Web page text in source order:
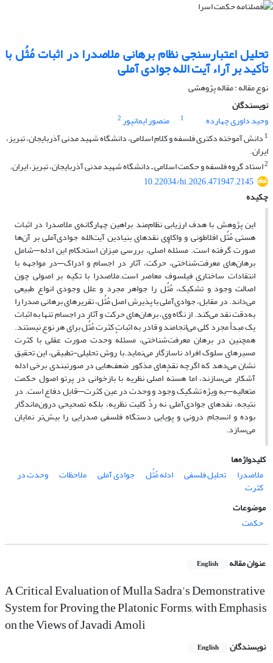
تحلیل اعتبارسنجی نظام برهانی ملاصدرا در اثبات مُثُل با
تأکید بر آراء آیت الله جوادی آملی
نوع مقاله : مقاله پژوهشی
نویسندگان
وحید داوری چهارده
1 منصور ایمانپور2
1 دانش آموخته دکتری فلسفه و کلام اسلامی، دانشگاه شهید مدنی آذربایجان، تبریز،
ایران.
2استاد گروه فلسفه و حکمت اسلامی ـ دانشگاه شهید مدنی آذربایجان، تبریز، ایران.
10.22034/hi.2026.471947.2145
چکیده
این پژوهش با هدف ارزیابی نظام‌مند براهین چهارگانه‌ی ملاصدرا در اثبات
هستی مُثُل افلاطونی و واکاوی نقدهای بنیادین آیت‌الله جوادی‌آملی بر آن‌ها
صورت گرفته است. مسئلهٔ اصلی، بررسی میزان استحکام این ادله‌—شامل
برهان‌های معرفت‌شناختی، حرکت، آثار در اجسام و ادراک—در مواجهه با
انتقادات ساختاریِ فیلسوف معاصر است.ملاصدرا با تکیه بر اصولی چون
اصالت وجود و تشکیک، مُثُل را جواهر مجرد و علل وجودی انواع طبیعی
می‌داند. در مقابل، جوادی‌آملی با پذیرش اصل مُثُل، تقریرهای برهانی صدرا را
به‌دقت نقد می‌کند. از نگاه وی، برهان‌های حرکت و آثار در اجسام تنها به اثبات
یک مبدأ مجرد کلی می‌انجامند و قادر به اثبات کثرت مُثُل برای هر نوع نیستند.
همچنین در برهان معرفت‌شناختی، مسئلهٔ وحدت صورت عقلی با کثرت
مسیرهای سلوک افراد ناسازگار می‌نماید.با روش تحلیلی-تطبیقی، این تحقیق
نشان می‌دهد که اگرچه نقدهای مذکور ضعف‌هایی در صورتبندی برخی ادله
آشکار می‌سازند، اما هستهٔ اصلی نظریه با بازخوانی در پرتو اصول حکمت
متعالیه—به ویژه تشکیک وجود و وحدت در عین کثرت—قابل دفاع است. در
نتیجه، نقدهای جوادی‌آملی نه ردِّ کلیت نظریه، بلکه تصحیحی درون‌ماندگار
بوده و انسجام درونی و پویایی دستگاه فلسفی صدرایی را بیش‌تر نمایان
می‌سازد.
کلیدواژه‌ها
ملاصدرا
تحلیل فلسفی ادله مُثُل جوادی آملی ملاحظات وحدت در
کثرت
موضوعات
حکمت
عنوان مقاله English
A Critical Evaluation of Mulla Sadra's Demonstrative
System for Proving the Platonic Forms, with Emphasis
on the Views of Javadi Amoli
نویسندگان English